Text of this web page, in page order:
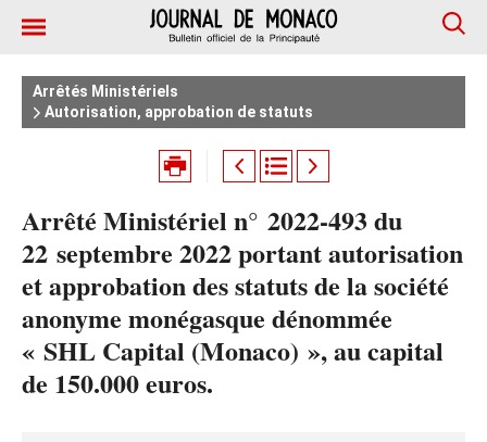
Arrêtés Ministériels
Autorisation, approbation de statuts
Arrêté Ministériel n° 2022-493 du
22 septembre 2022 portant autorisation
et approbation des statuts de la société
anonyme monégasque dénommée
« SHL Capital (Monaco) », au capital
de 150.000 euros.